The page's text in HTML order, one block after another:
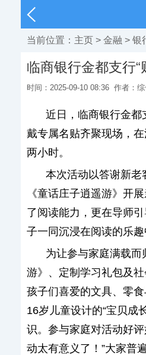
当前位置： 主页 > 金融 > 银
临商银行金都支行
时间：2025-09-10 08:36 作者：综
近日，临商银行金都
戴专属名贴齐聚现场，
两小时。
本次活动以答谢新
《童话庄子逍遥游》开
了阅读能力，更在导师
子一同沉浸在阅读的乐趣
为让参与家庭满载
游》、定制学习礼包及
孩子们喜爱的文具、零
16岁儿童设计的“宝贝成
识。参与家庭对活动好
动太有意义了！”大家普